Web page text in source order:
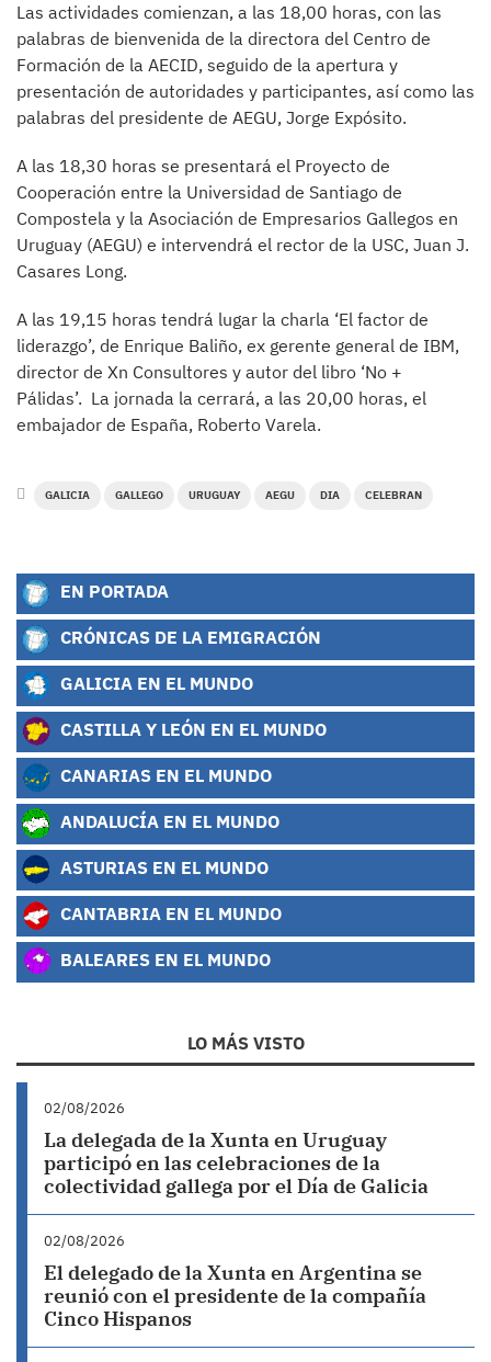
Las actividades comienzan, a las 18,00 horas, con las
palabras de bienvenida de la directora del Centro de
Formación de la AECID, seguido de la apertura y
presentación de autoridades y participantes, así como las
palabras del presidente de AEGU, Jorge Expósito.
A las 18,30 horas se presentará el Proyecto de
Cooperación entre la Universidad de Santiago de
Compostela y la Asociación de Empresarios Gallegos en
Uruguay (AEGU) e intervendrá el rector de la USC, Juan J.
Casares Long.
A las 19,15 horas tendrá lugar la charla ‘El factor de
liderazgo’, de Enrique Baliño, ex gerente general de IBM,
director de Xn Consultores y autor del libro ‘No +
Pálidas’. La jornada la cerrará, a las 20,00 horas, el
embajador de España, Roberto Varela.
GALICIA GALLEGO URUGUAY AEGU DIA CELEBRAN
EN PORTADA
CRÓNICAS DE LA EMIGRACIÓN
GALICIA EN EL MUNDO
CASTILLA Y LEÓN EN EL MUNDO
CANARIAS EN EL MUNDO
ANDALUCÍA EN EL MUNDO
ASTURIAS EN EL MUNDO
CANTABRIA EN EL MUNDO
BALEARES EN EL MUNDO
LO MÁS VISTO
02/08/2026
La delegada de la Xunta en Uruguay
participó en las celebraciones de la
colectividad gallega por el Día de Galicia
02/08/2026
El delegado de la Xunta en Argentina se
reunió con el presidente de la compañía
Cinco Hispanos